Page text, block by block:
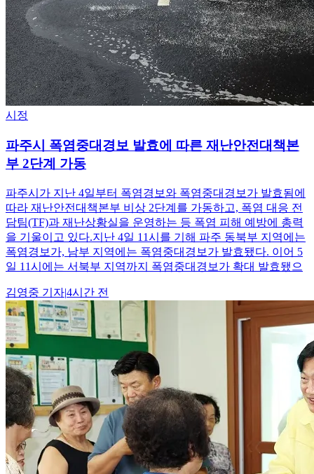
시정
파주시 폭염중대경보 발효에 따른 재난안전대책본
부 2단계 가동
파주시가 지난 4일부터 폭염경보와 폭염중대경보가 발효됨에
따라 재난안전대책본부 비상 2단계를 가동하고, 폭염 대응 전
담팀(TF)과 재난상황실을 운영하는 등 폭염 피해 예방에 총력
을 기울이고 있다.지난 4일 11시를 기해 파주 동북부 지역에는
폭염경보가, 남부 지역에는 폭염중대경보가 발효됐다. 이어 5
일 11시에는 서북부 지역까지 폭염중대경보가 확대 발효됐으
김영중 기자|4시간 전